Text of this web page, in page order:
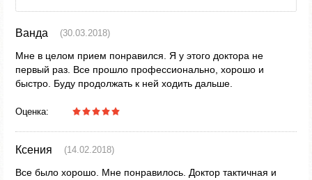
Ванда (30.03.2018)
Мне в целом прием понравился. Я у этого доктора не
первый раз. Все прошло профессионально, хорошо и
быстро. Буду продолжать к ней ходить дальше.
Оценка:
Ксения (14.02.2018)
Все было хорошо. Мне понравилось. Доктор тактичная и